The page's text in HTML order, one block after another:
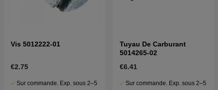
Vis 5012222-01
€2.75
Sur commande. Exp. sous 2–5
Tuyau De Carburant
5014265-02
€6.41
Sur commande. Exp. sous 2–5